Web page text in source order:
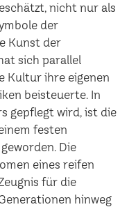
nicht nur als
der
Kunst der
sich parallel
Kultur ihre eigenen
beisteuerte. In
gepflegt wird, ist die
festen
Die
eines reifen
für die
hinweg